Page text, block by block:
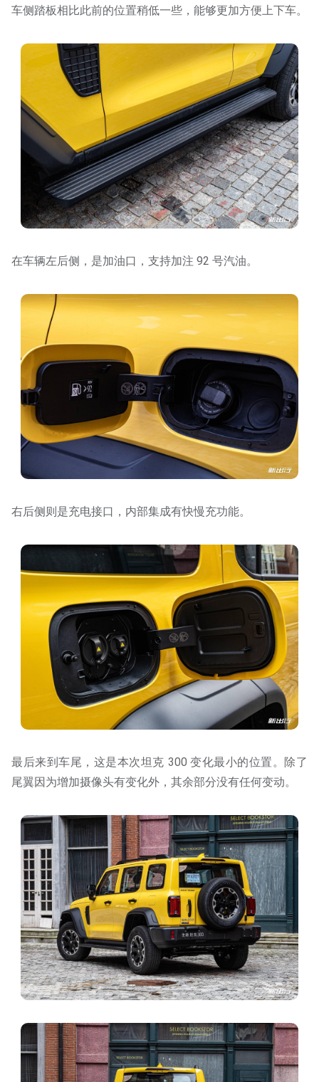
车侧踏板相比此前的位置稍低一些，能够更加方便上下车。
在车辆左后侧，是加油口，支持加注 92 号汽油。
右后侧则是充电接口，内部集成有快慢充功能。
最后来到车尾，这是本次坦克 300 变化最小的位置。除了
尾翼因为增加摄像头有变化外，其余部分没有任何变动。